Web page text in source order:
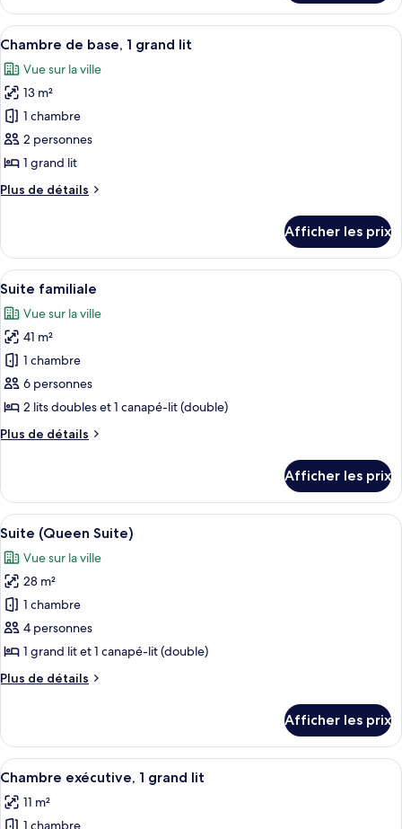
base,
2
lits
doubles
Chambre
de
base,
lits
doubles
Afficher
toutes
les
photos
pour
ce
type
chambre :
base,
1
grand
lit
Une chambre d’hôtel avec un
5
Chambre de base, 1 grand lit
Vue sur la ville
13 m²
1 chambre
2 personnes
1 grand lit
Plus de détails
Plus
Chambre
de
base,
grand
lit
Afficher les prix
Afficher
toutes
les
photos
pour
ce
type
chambre :
Une chambre d’hôtel avec un lit, un
8
Suite familiale
Vue sur la ville
41 m²
1 chambre
6 personnes
2 lits doubles et 1 canapé-lit (double)
Plus de détails
Plus
Suite
familiale
Afficher les prix
Afficher
toutes
les
photos
pour
ce
type
chambre :
Suite)
Une chambre d’hôtel comprenant
6
Suite (Queen Suite)
Vue sur la ville
28 m²
1 chambre
4 personnes
1 grand lit et 1 canapé-lit (double)
Plus de détails
Plus
Suite
(Queen
Suite)
Afficher les prix
Afficher
toutes
les
Une chambre d’hôtel avec un grand
4
Chambre exécutive, 1 grand lit
11 m²
1 chambre